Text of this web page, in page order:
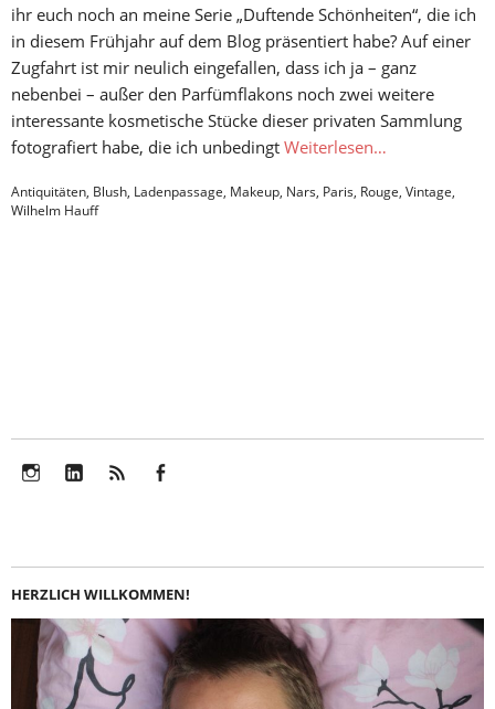
ihr euch noch an meine Serie „Duftende Schönheiten“, die ich
in diesem Frühjahr auf dem Blog präsentiert habe? Auf einer
Zugfahrt ist mir neulich eingefallen, dass ich ja – ganz
nebenbei – außer den Parfümflakons noch zwei weitere
interessante kosmetische Stücke dieser privaten Sammlung
fotografiert habe, die ich unbedingt Weiterlesen…
Antiquitäten, Blush, Ladenpassage, Makeup, Nars, Paris, Rouge, Vintage,
Wilhelm Hauff
HERZLICH WILLKOMMEN!